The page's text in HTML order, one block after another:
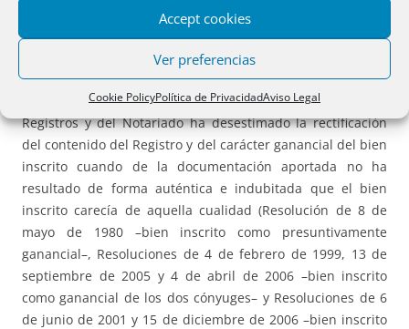
Accept cookies
Ver preferencias
Cookie PolicyPolítica de PrivacidadAviso Legal
ganancial (cfr. Resolución de 6 de noviembre de 1980), e
incluso de bienes inscritos como gananciales a nombre del
marido y de una esposa distinta a la que resulta del
contenido del Registro Civil (cfr. Resolución de 5 de mayo
de 1978). Por el contrario, la Dirección General de los
Registros y del Notariado ha desestimado la rectificación
del contenido del Registro y del carácter ganancial del bien
inscrito cuando de la documentación aportada no ha
resultado de forma auténtica e indubitada que el bien
inscrito carecía de aquella cualidad (Resolución de 8 de
mayo de 1980 –bien inscrito como presuntivamente
ganancial–, Resoluciones de 4 de febrero de 1999, 13 de
septiembre de 2005 y 4 de abril de 2006 –bien inscrito
como ganancial de los dos cónyuges– y Resoluciones de 6
de junio de 2001 y 15 de diciembre de 2006 –bien inscrito